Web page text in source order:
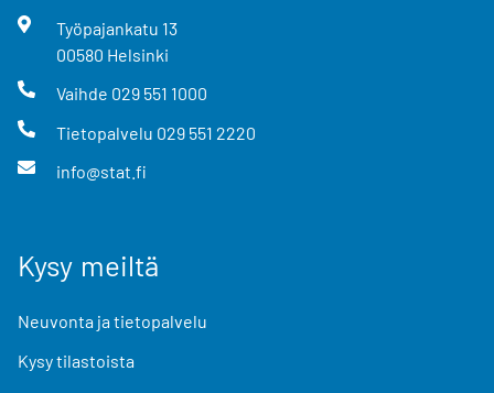
Työpajankatu 13
00580 Helsinki
Vaihde 029 551 1000
Tietopalvelu 029 551 2220
info@stat.fi
Kysy meiltä
Neuvonta ja tietopalvelu
Kysy tilastoista